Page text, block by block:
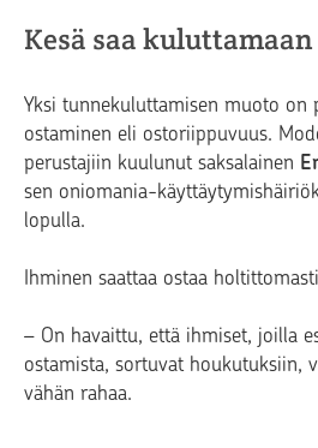
Kesä saa
Yksi tunnekuluttamisen muoto on
ostaminen eli ostoriippuvuus.
perustajiin kuulunut saksalainen
sen oniomania-
lopulla.
Ihminen saattaa ostaa
– On havaittu, että ihmiset, joilla
ostamista, sortuvat houkutuksiin,
vähän rahaa.